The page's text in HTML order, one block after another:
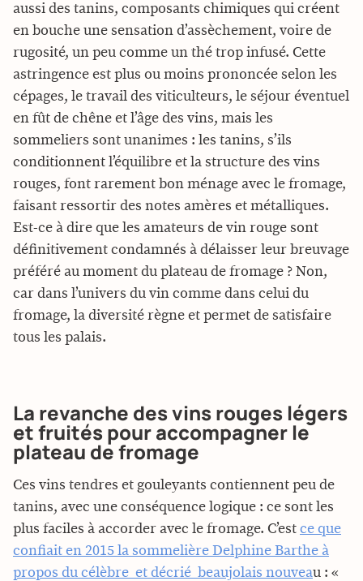
aussi des tanins, composants chimiques qui créent
en bouche une sensation d’assèchement, voire de
rugosité, un peu comme un thé trop infusé. Cette
astringence est plus ou moins prononcée selon les
cépages, le travail des viticulteurs, le séjour éventuel
en fût de chêne et l’âge des vins, mais les
sommeliers sont unanimes : les tanins, s’ils
conditionnent l’équilibre et la structure des vins
rouges, font rarement bon ménage avec le fromage,
faisant ressortir des notes amères et métalliques.
Est-ce à dire que les amateurs de vin rouge sont
définitivement condamnés à délaisser leur breuvage
préféré au moment du plateau de fromage ? Non,
car dans l’univers du vin comme dans celui du
fromage, la diversité règne et permet de satisfaire
tous les palais.
La revanche des vins rouges légers
et fruités pour accompagner le
plateau de fromage
Ces vins tendres et gouleyants contiennent peu de
tanins, avec une conséquence logique : ce sont les
plus faciles à accorder avec le fromage. C’est ce que
confiait en 2015 la sommelière Delphine Barthe à
propos du célèbre  et décrié  beaujolais nouveau : «